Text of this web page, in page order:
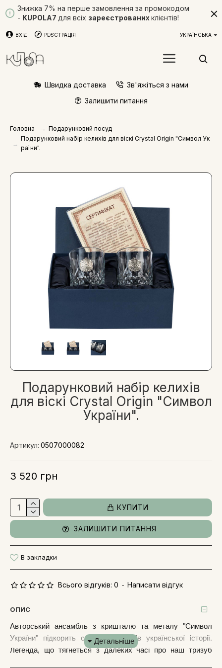
Знижка 7% на перше замовлення за промокодом
- KUPOLA7 для всіх зареєстрованих клієнтів!
ВХІД РЕЄСТРАЦІЯ УКРАЇНСЬКА
Швидка доставка
Зв'яжіться з нами
Залишити питання
Головна
Подарунковий посуд
Подарунковий набір келихів для віскі Crystal Origin "Символ Ук
раїни".
Подарунковий набір келихів
для віскі Crystal Origin "Символ
України".
Всього відгуків: 0 - Написати відгук
3 520 грн
Артикул: 0507000082
КУПИТИ
ЗАЛИШИТИ ПИТАННЯ
В закладки
ОПИС
Авторський ансамбль з кришталю та металу "Символ
України" підкорить серця любителів української історії.
Легенда, що тягнеться з далеких часі про наш тризуб